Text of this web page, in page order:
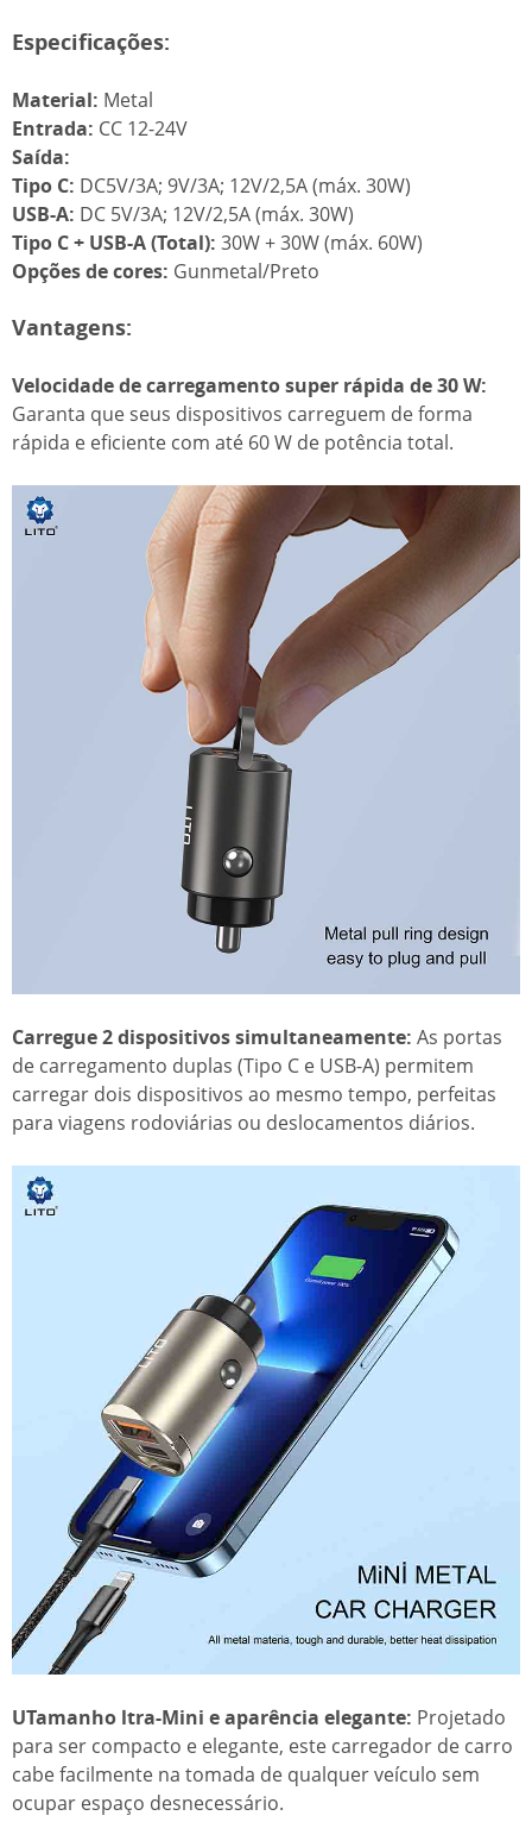
Especificações:
Material: Metal
Entrada: CC 12-24V
Saída:
Tipo C: DC5V/3A; 9V/3A; 12V/2,5A (máx. 30W)
USB-A: DC 5V/3A; 12V/2,5A (máx. 30W)
Tipo C + USB-A (Total): 30W + 30W (máx. 60W)
Opções de cores: Gunmetal/Preto
Vantagens:
Velocidade de carregamento super rápida de 30 W:
Garanta que seus dispositivos carreguem de forma
rápida e eficiente com até 60 W de potência total.
Carregue 2 dispositivos simultaneamente: As portas
de carregamento duplas (Tipo C e USB-A) permitem
carregar dois dispositivos ao mesmo tempo, perfeitas
para viagens rodoviárias ou deslocamentos diários.
UTamanho ltra-Mini e aparência elegante: Projetado
para ser compacto e elegante, este carregador de carro
cabe facilmente na tomada de qualquer veículo sem
ocupar espaço desnecessário.